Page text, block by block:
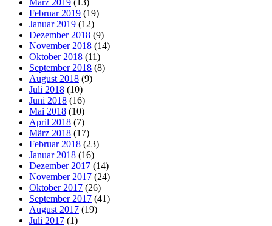
Februar 2019 (19)
Januar 2019 (12)
Dezember 2018 (9)
November 2018 (14)
Oktober 2018 (11)
September 2018 (8)
August 2018 (9)
Juli 2018 (10)
Juni 2018 (16)
Mai 2018 (10)
April 2018 (7)
März 2018 (17)
Februar 2018 (23)
Januar 2018 (16)
Dezember 2017 (14)
November 2017 (24)
Oktober 2017 (26)
September 2017 (41)
August 2017 (19)
Juli 2017 (1)